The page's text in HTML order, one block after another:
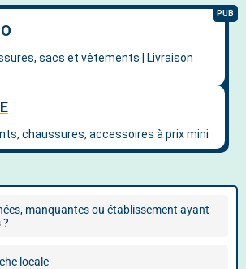
manquantes ou établissement ayant
?
locale